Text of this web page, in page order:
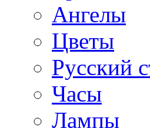
Ангелы
Цветы
Русский
Часы
Лампы